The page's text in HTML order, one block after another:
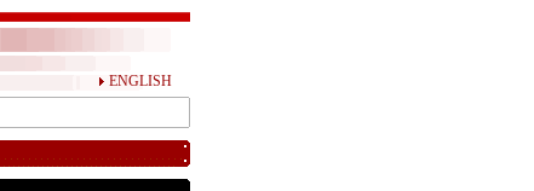
ENGLISH